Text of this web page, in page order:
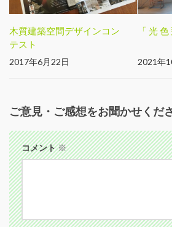
木質建築空間デザインコン
テスト
2017年6月22日
「 光
2021年
ご意見・ご感想をお聞かせくだ
コメント※